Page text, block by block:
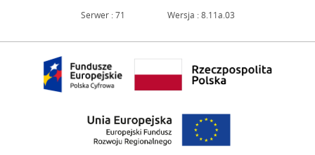
Serwer : 71 Wersja : 8.11a.03